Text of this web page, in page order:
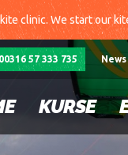
clinic. We start our
News
00316 57 333 735
KURSE